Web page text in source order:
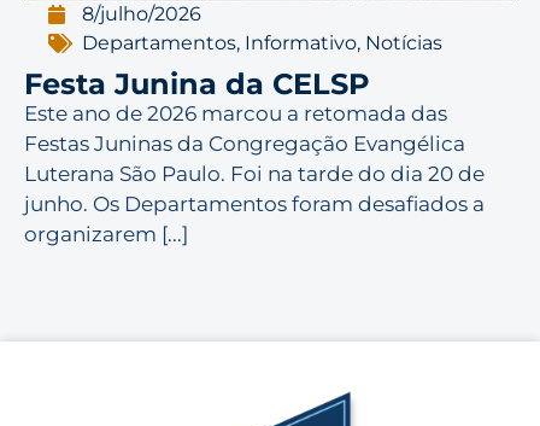
8/julho/2026
Departamentos, Informativo, Notícias
Festa Junina da CELSP
Este ano de 2026 marcou a retomada das
Festas Juninas da Congregação Evangélica
Luterana São Paulo. Foi na tarde do dia 20 de
junho. Os Departamentos foram desafiados a
organizarem [...]